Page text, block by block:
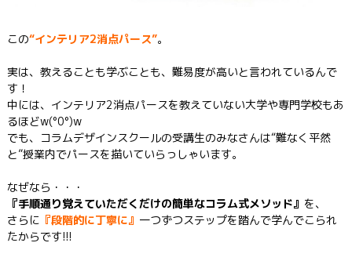
この“インテリア2消点パース”。
実は、教えることも学ぶことも、難易度が高いと言われているんで
す！
中には、インテリア2消点パースを教えていない大学や専門学校もあ
るほどw(°0°)w
でも、コラムデザインスクールの受講生のみなさんは“難なく平然
と”授業内でパースを描いていらっしゃいます。
なぜなら・・・
『手順通り覚えていただくだけの簡単なコラム式メソッド』 を、
さらに 『段階的に丁寧に』 一つずつステップを踏んで学んでこられ
たからです!!!